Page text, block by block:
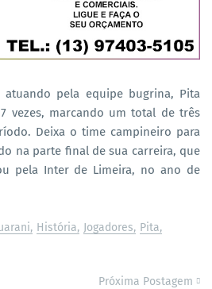
pela equipe bugrina, Pita
vezes, marcando um total de três
Deixa o time campineiro para
na parte final de sua carreira, que
pela Inter de Limeira, no ano de
História Jogadores Pita
Próxima Postagem